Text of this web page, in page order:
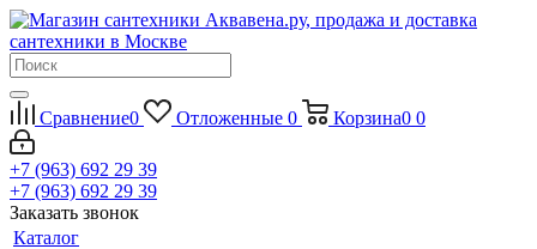
Сравнение0 Отложенные 0 Корзина0 0
+7 (963) 692 29 39
+7 (963) 692 29 39
Заказать звонок
Каталог